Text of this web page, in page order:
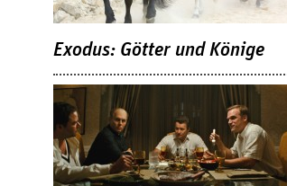
Exodus: Götter und Könige